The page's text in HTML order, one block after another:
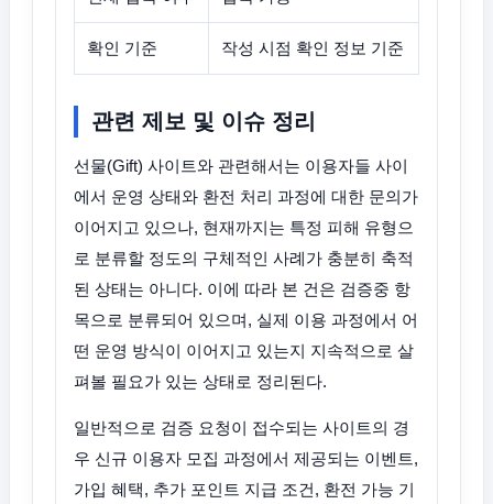
확인 기준 작성 시점 확인 정보 기준
관련 제보 및 이슈 정리
선물(Gift) 사이트와 관련해서는 이용자들 사이
에서 운영 상태와 환전 처리 과정에 대한 문의가
이어지고 있으나, 현재까지는 특정 피해 유형으
로 분류할 정도의 구체적인 사례가 충분히 축적
된 상태는 아니다. 이에 따라 본 건은 검증중 항
목으로 분류되어 있으며, 실제 이용 과정에서 어
떤 운영 방식이 이어지고 있는지 지속적으로 살
펴볼 필요가 있는 상태로 정리된다.
일반적으로 검증 요청이 접수되는 사이트의 경
우 신규 이용자 모집 과정에서 제공되는 이벤트,
가입 혜택, 추가 포인트 지급 조건, 환전 가능 기